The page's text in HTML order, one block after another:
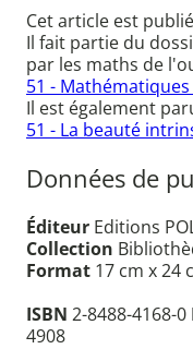
Cet article est
Il fait partie du
par les maths de
51 -
Il est également
51 - La beauté
Données de
Éditeur Editions
Collection
Format 17 cm x 24
ISBN 2-8488-4168-0
4908